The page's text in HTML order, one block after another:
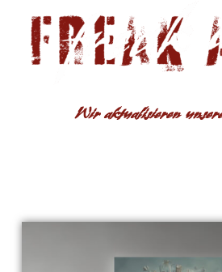
Wir aktualisieren